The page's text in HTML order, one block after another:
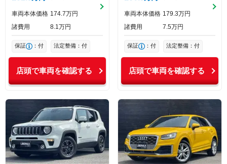
車両本体価格 174 7万円
諸費用
8 1万円
保証 ：付 法定整備：付
店頭で車両を確認する
車両本体価格 179 3万円
諸費用
7 5万円
保証 ：付 法定整備：付
店頭で車両を確認する